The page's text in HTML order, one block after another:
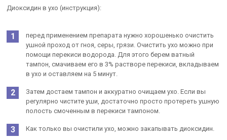
Диоксидин в ухо (инструкция):
перед применением препарата нужно хорошенько очистить
ушной проход от гноя, серы, грязи. Очистить ухо можно при
помощи перекиси водорода. Для этого берем ватный
тампон, смачиваем его в 3% растворе перекиси, вкладываем
в ухо и оставляем на 5 минут.
Затем достаем тампон и аккуратно очищаем ухо. Если вы
регулярно чистите уши, достаточно просто протереть ушную
полость смоченным в перекиси тампоном.
Как только вы очистили ухо, можно закапывать диоксидин.